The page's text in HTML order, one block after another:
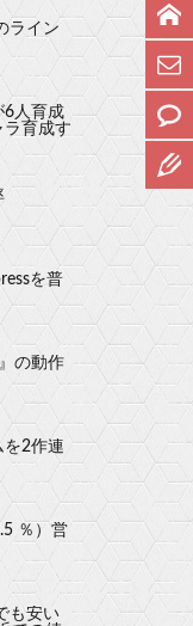
ライン
6人育成
ラ育成す
を普
の動作
を2作連
％）営
も安い